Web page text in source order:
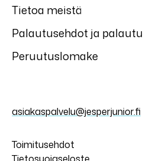
Tietoa meistä
Palautusehdot ja
Peruutuslomake
asiakaspalvelu@jesperjunior.fi
Toimitusehdot